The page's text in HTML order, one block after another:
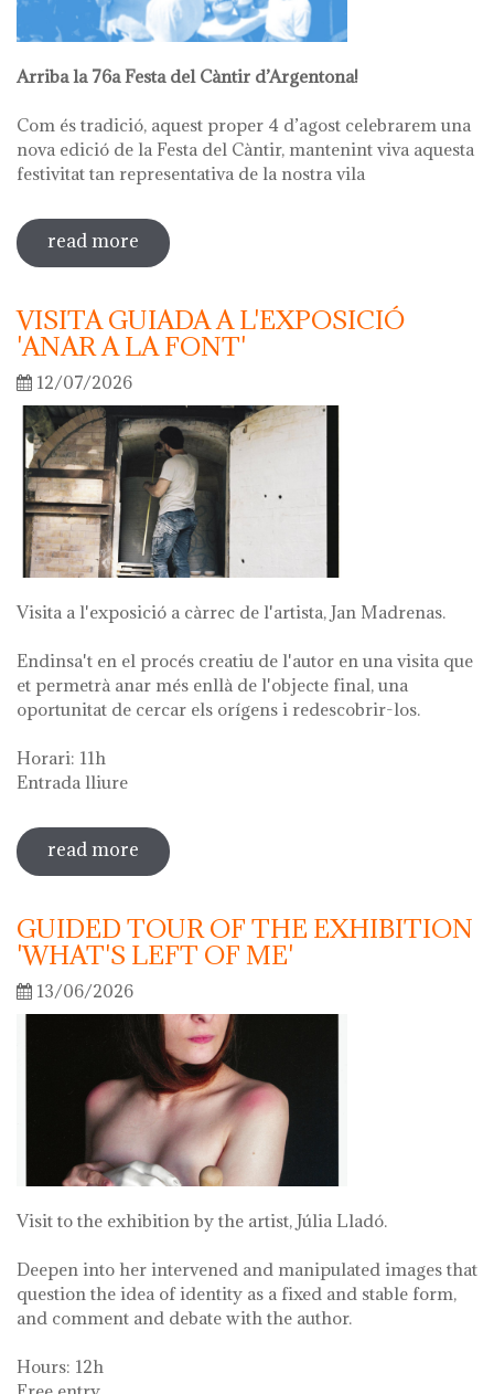
Arriba la 76a Festa del Càntir d’Argentona!
Com és tradició, aquest proper 4 d’agost celebrarem una
nova edició de la Festa del Càntir, mantenint viva aquesta
festivitat tan representativa de la nostra vila
read more sobre 76ª festa del càntir
VISITA GUIADA A L'EXPOSICIÓ
'ANAR A LA FONT'
12/07/2026
Visita a l'exposició a càrrec de l'artista, Jan Madrenas.
Endinsa't en el procés creatiu de l'autor en una visita que
et permetrà anar més enllà de l'objecte final, una
oportunitat de cercar els orígens i redescobrir-los.
Horari: 11h
Entrada lliure
read more sobre visita guiada a l'exposició 'anar a
la font'
GUIDED TOUR OF THE EXHIBITION
'WHAT'S LEFT OF ME'
13/06/2026
Visit to the exhibition by the artist, Júlia Lladó.
Deepen into her intervened and manipulated images that
question the idea of identity as a fixed and stable form,
and comment and debate with the author.
Hours: 12h